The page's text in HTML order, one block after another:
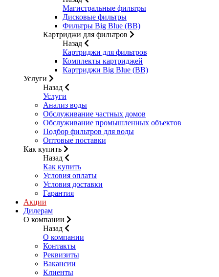
Магистральные фильтры
Дисковые фильтры
Фильтры Big Blue (BB)
Картриджи для фильтров
Назад
Картриджи для фильтров
Комплекты картриджей
Картриджи Big Blue (BB)
Услуги
Назад
Услуги
Анализ воды
Обслуживание частных домов
Обслуживание промышленных объектов
Подбор фильтров для воды
Оптовые поставки
Как купить
Назад
Как купить
Условия оплаты
Условия доставки
Гарантия
Акции
Дилерам
О компании
Назад
О компании
Контакты
Реквизиты
Вакансии
Клиенты